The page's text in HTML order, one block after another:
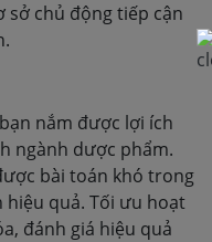
sở chủ động tiếp cận
nắm được lợi ích
ngành dược phẩm.
bài toán khó trong
quả. Tối ưu hoạt
đánh giá hiệu quả